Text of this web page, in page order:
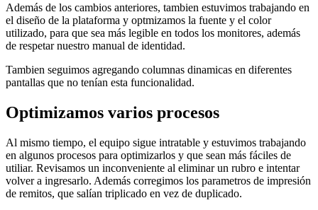
Además de los cambios anteriores, tambien estuvimos trabajando en
el diseño de la plataforma y optmizamos la fuente y el color
utilizado, para que sea más legible en todos los monitores, además
de respetar nuestro manual de identidad.
Tambien seguimos agregando columnas dinamicas en diferentes
pantallas que no tenían esta funcionalidad.
Optimizamos varios procesos
Al mismo tiempo, el equipo sigue intratable y estuvimos trabajando
en algunos procesos para optimizarlos y que sean más fáciles de
utiliar. Revisamos un inconveniente al eliminar un rubro e intentar
volver a ingresarlo. Además corregimos los parametros de impresión
de remitos, que salían triplicado en vez de duplicado.